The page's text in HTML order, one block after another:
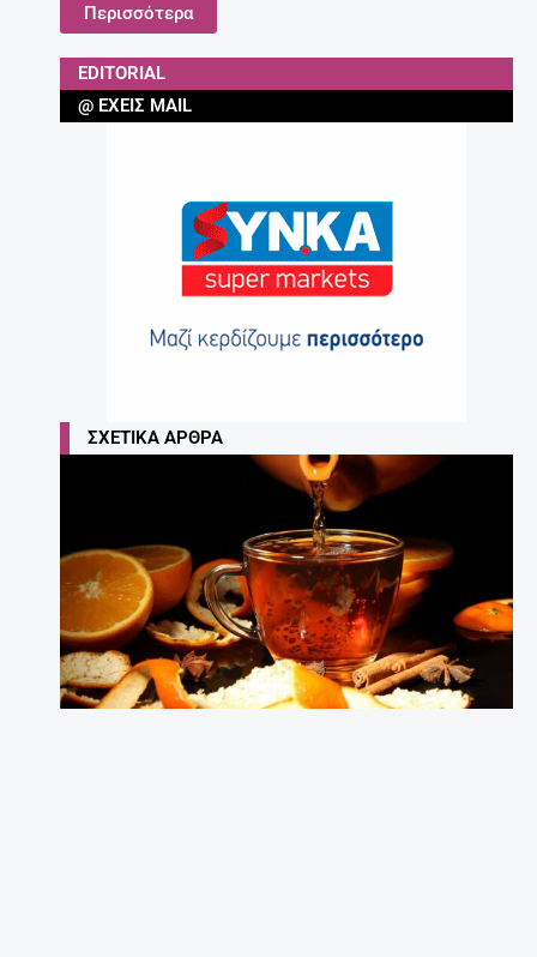
Περισσότερα
EDITORIAL
@ ΈΧΕΙΣ MAIL
ΣΧΕΤΙΚΆ ΆΡΘΡΑ